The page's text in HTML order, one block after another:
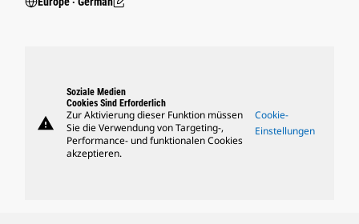
warning
Soziale Medien
Cookies Sind Erforderlich
Zur Aktivierung dieser Funktion müssen
Sie die Verwendung von Targeting-,
Performance- und funktionalen Cookies
akzeptieren.
Cookie-
Einstellungen